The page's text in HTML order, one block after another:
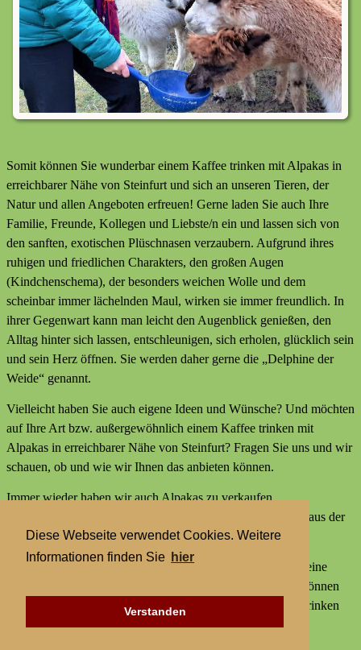
Diese Webseite verwendet Cookies. Weitere
Informationen finden Sie hier
Verstanden
Somit können Sie wunderbar einem Kaffee trinken mit Alpakas in
erreichbarer Nähe von Steinfurt und sich an unseren Tieren, der
Natur und allen Angeboten erfreuen! Gerne laden Sie auch Ihre
Familie, Freunde, Kollegen und Liebste/n ein und lassen sich von
den sanften, exotischen Plüschnasen verzaubern. Aufgrund ihres
ruhigen und friedlichen Charakters, den großen Augen
(Kindchenschema), der besonders weichen Wolle und dem
scheinbar immer lächelnden Maul, wirken sie immer freundlich. In
ihrer Gegenwart kann man leicht den Augenblick genießen, den
Alltag hinter sich lassen, entschleunigen, sich erholen, glücklich sein
und sein Herz öffnen. Sie werden daher gerne die „Delphine der
Weide“ genannt.
Vielleicht haben Sie auch eigene Ideen und Wünsche? Und möchten
auf Ihre Art bzw. außergewöhnlich einem Kaffee trinken mit
Alpakas in erreichbarer Nähe von Steinfurt? Fragen Sie uns und wir
schauen, ob und wie wir Ihnen das anbieten können.
Immer wieder haben wir auch Alpakas zu verkaufen,
Alpakaprodukte, z.B. Alpakaseife oder Alpaka-Bettdecken aus der
Wolle unserer Tiere und außerdem kleine Geschenke.
Wir bieten keine externen Aktivitäten mit Alpakas an und keine
Alpaka-Wanderungen. Aber statt einer Alpakawanderung können
Sie bei uns Alpakas Mal anders erleben und einem Kaffee trinken
mit Alpakas in erreichbarer Nähe von Steinfurt.